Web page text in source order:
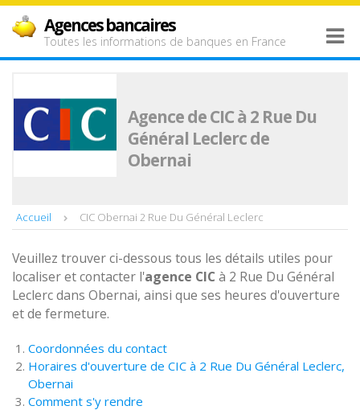
Agences bancaires
Toutes les informations de banques en France
Agence de CIC à 2 Rue Du
Général Leclerc de
Obernai
Accueil CIC Obernai 2 Rue Du Général Leclerc
Veuillez trouver ci-dessous tous les détails utiles pour
localiser et contacter l'agence CIC à 2 Rue Du Général
Leclerc dans Obernai, ainsi que ses heures d'ouverture
et de fermeture.
Coordonnées du contact
Horaires d'ouverture de CIC à 2 Rue Du Général Leclerc,
Obernai
Comment s'y rendre